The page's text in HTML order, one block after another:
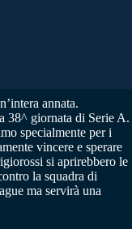
annata.
38^ giornata di Serie A.
specialmente per i
vincere e sperare
si aprirebbero le
la squadra di
ma servirà una